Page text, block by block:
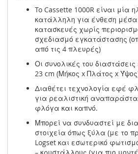
To Cassette 1000R είναι μία
κατάλληλη για ένθεση μέσα
κατασκευές χωρίς
σχεδιασμό εγκατάστασης
από τις 4 πλευρές)
Οι συνολικές του διαστάσεις
23 cm (Μήκος x Πλάτος x
Διαθέτει τεχνολογία εφέ
για ρεαλιστική
φλόγα και καπνό.
Μπορεί να συνδυαστεί με
στοιχεία όπως ξύλα (με το
Logset και εσωτερικό
– κρυστάλλους (για πιο